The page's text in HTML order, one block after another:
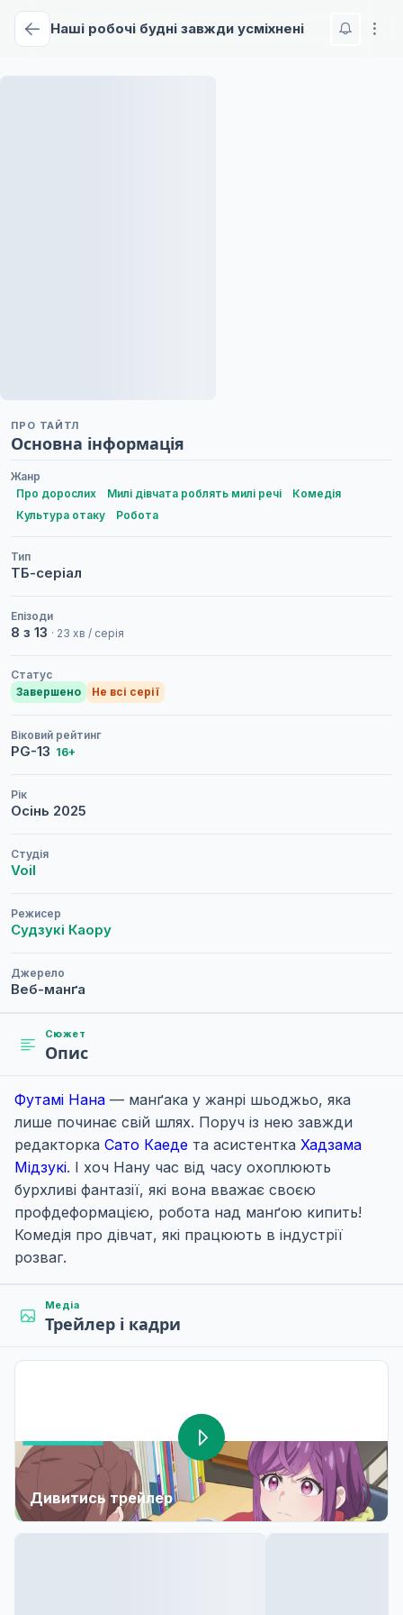
Наші робочі будні завжди усміхнені
ПРО ТАЙТЛ
Основна інформація
Жанр
Про дорослих
Милі дівчата роблять милі речі
Комедія
Культура отаку
Робота
Тип
ТБ-серіал
Епізоди
8 з 13 · 23 хв / серія
Статус
Завершено
Не всі серії
Віковий рейтинг
PG-13 16+
Рік
Осінь 2025
Студія
Voil
Режисер
Судзукі Каору
Джерело
Веб-манґа
Сюжет
Опис
Футамі Нана — манґака у жанрі шьоджьо, яка
лише починає свій шлях. Поруч із нею завжди
редакторка Сато Каеде та асистентка Хадзама
Мідзукі. І хоч Нану час від часу охоплюють
бурхливі фантазії, які вона вважає своєю
профдеформацією, робота над манґою кипить!
Комедія про дівчат, які працюють в індустрії
розваг.
Медіа
Трейлер і кадри
Дивитись трейлер